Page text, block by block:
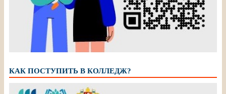
КАК ПОСТУПИТЬ В КОЛЛЕДЖ?